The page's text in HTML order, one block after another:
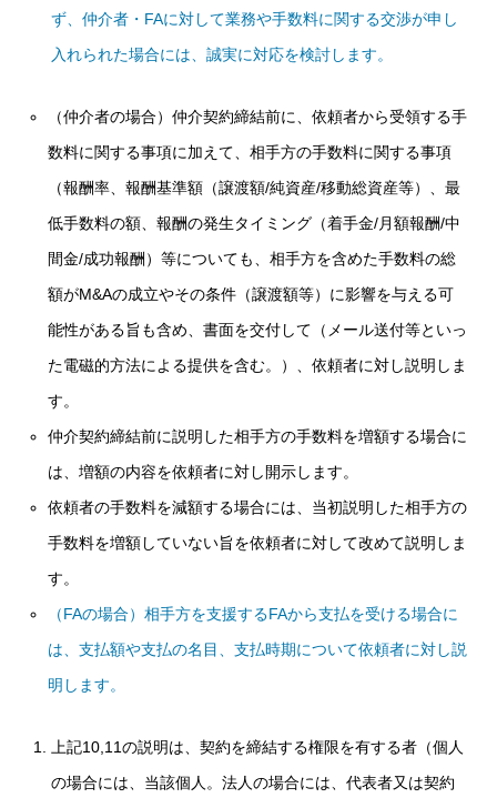
ず、仲介者・FAに対して業務や手数料に関する交渉が申し
入れられた場合には、誠実に対応を検討します。
（仲介者の場合）仲介契約締結前に、依頼者から受領する手
数料に関する事項に加えて、相手方の手数料に関する事項
（報酬率、報酬基準額（譲渡額/純資産/移動総資産等）、最
低手数料の額、報酬の発生タイミング（着手金/月額報酬/中
間金/成功報酬）等についても、相手方を含めた手数料の総
額がM&Aの成立やその条件（譲渡額等）に影響を与える可
能性がある旨も含め、書面を交付して（メール送付等といっ
た電磁的方法による提供を含む。）、依頼者に対し説明しま
す。
仲介契約締結前に説明した相手方の手数料を増額する場合に
は、増額の内容を依頼者に対し開示します。
依頼者の手数料を減額する場合には、当初説明した相手方の
手数料を増額していない旨を依頼者に対して改めて説明しま
す。
（FAの場合）相手方を支援するFAから支払を受ける場合に
は、支払額や支払の名目、支払時期について依頼者に対し説
明します。
上記10,11の説明は、契約を締結する権限を有する者（個人
の場合には、当該個人。法人の場合には、代表者又は契約